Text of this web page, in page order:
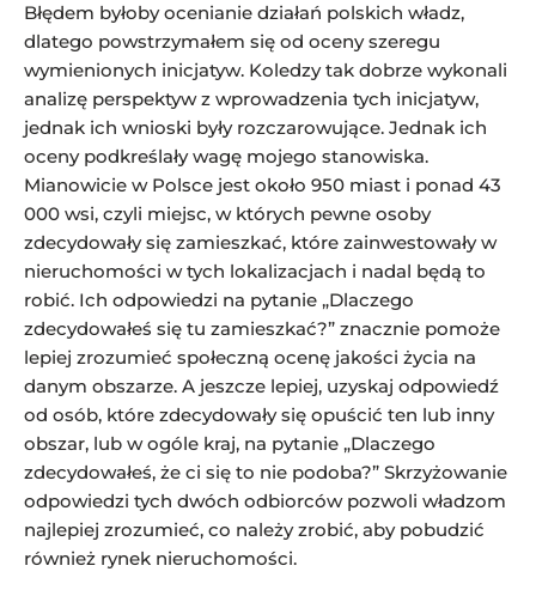
Błędem byłoby ocenianie działań polskich władz,
dlatego powstrzymałem się od oceny szeregu
wymienionych inicjatyw. Koledzy tak dobrze wykonali
analizę perspektyw z wprowadzenia tych inicjatyw,
jednak ich wnioski były rozczarowujące. Jednak ich
oceny podkreślały wagę mojego stanowiska.
Mianowicie w Polsce jest około 950 miast i ponad 43
000 wsi, czyli miejsc, w których pewne osoby
zdecydowały się zamieszkać, które zainwestowały w
nieruchomości w tych lokalizacjach i nadal będą to
robić. Ich odpowiedzi na pytanie „Dlaczego
zdecydowałeś się tu zamieszkać?” znacznie pomoże
lepiej zrozumieć społeczną ocenę jakości życia na
danym obszarze. A jeszcze lepiej, uzyskaj odpowiedź
od osób, które zdecydowały się opuścić ten lub inny
obszar, lub w ogóle kraj, na pytanie „Dlaczego
zdecydowałeś, że ci się to nie podoba?” Skrzyżowanie
odpowiedzi tych dwóch odbiorców pozwoli władzom
najlepiej zrozumieć, co należy zrobić, aby pobudzić
również rynek nieruchomości.